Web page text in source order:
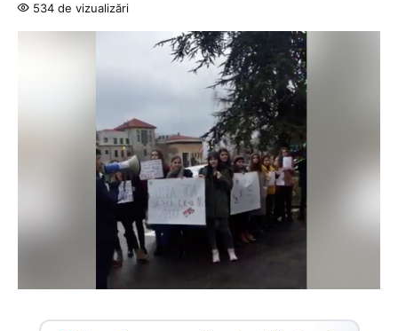
534 de vizualizări